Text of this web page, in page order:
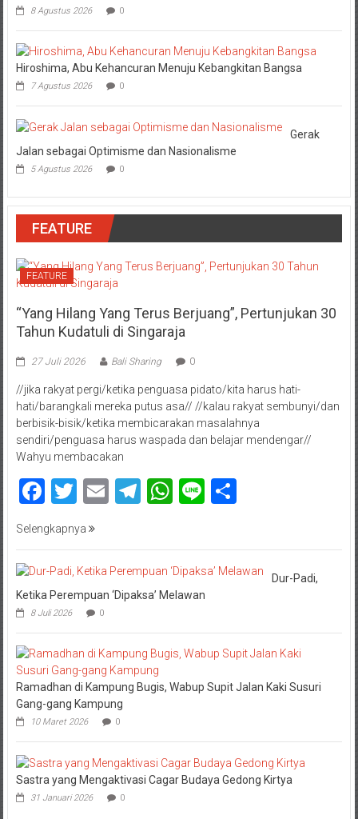
8 Agustus 2026 0
Hiroshima, Abu Kehancuran Menuju Kebangkitan Bangsa
7 Agustus 2026 0
Gerak
Jalan sebagai Optimisme dan Nasionalisme
5 Agustus 2026 0
FEATURE
FEATURE
“Yang Hilang Yang Terus Berjuang”, Pertunjukan 30
Tahun Kudatuli di Singaraja
27 Juli 2026 Bali Sharing 0
//jika rakyat pergi/ketika penguasa pidato/kita harus hati-
hati/barangkali mereka putus asa// //kalau rakyat sembunyi/dan
berbisik-bisik/ketika membicarakan masalahnya
sendiri/penguasa harus waspada dan belajar mendengar//
Wahyu membacakan
Facebook
Twitter
EmailTelegram
WhatsApp
Line
Selengkapnya
Dur-Padi,
Ketika Perempuan ‘Dipaksa’ Melawan
8 Juli 2026 0
Ramadhan di Kampung Bugis, Wabup Supit Jalan Kaki Susuri
Gang-gang Kampung
10 Maret 2026 0
Sastra yang Mengaktivasi Cagar Budaya Gedong Kirtya
31 Januari 2026 0